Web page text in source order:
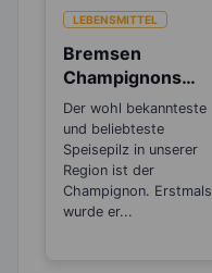
LEBENSMITTEL
Bremsen
Champignons
den
Alterungsprozes
s aus?
Der wohl bekannteste
und beliebteste
Speisepilz in unserer
Region ist der
Champignon. Erstmals
wurde er...